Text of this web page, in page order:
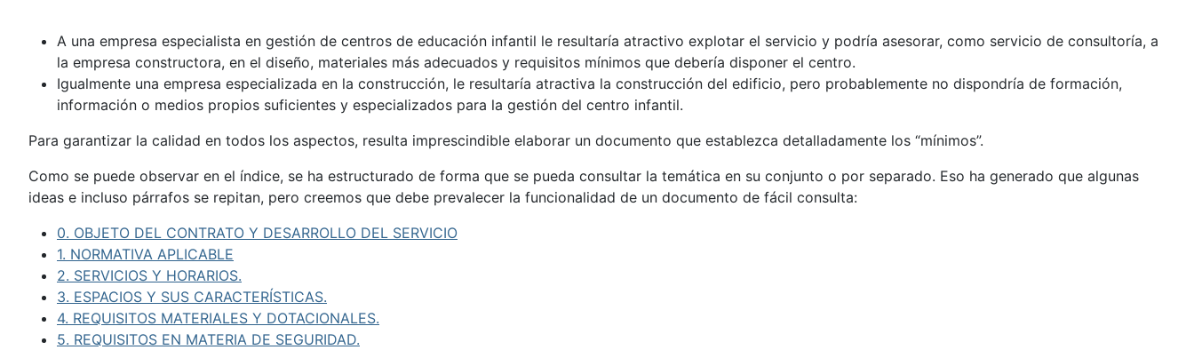
A una empresa especialista en gestión de centros de educación infantil le resultaría atractivo explotar el servicio y podría asesorar, como servicio de consultoría, a
la empresa constructora, en el diseño, materiales más adecuados y requisitos mínimos que debería disponer el centro.
Igualmente una empresa especializada en la construcción, le resultaría atractiva la construcción del edificio, pero probablemente no dispondría de formación,
información o medios propios suficientes y especializados para la gestión del centro infantil.
Para garantizar la calidad en todos los aspectos, resulta imprescindible elaborar un documento que establezca detalladamente los “mínimos”.
Como se puede observar en el índice, se ha estructurado de forma que se pueda consultar la temática en su conjunto o por separado. Eso ha generado que algunas
ideas e incluso párrafos se repitan, pero creemos que debe prevalecer la funcionalidad de un documento de fácil consulta:
0. OBJETO DEL CONTRATO Y DESARROLLO DEL SERVICIO
1. NORMATIVA APLICABLE
2. SERVICIOS Y HORARIOS.
3. ESPACIOS Y SUS CARACTERÍSTICAS.
4. REQUISITOS MATERIALES Y DOTACIONALES.
5. REQUISITOS EN MATERIA DE SEGURIDAD.